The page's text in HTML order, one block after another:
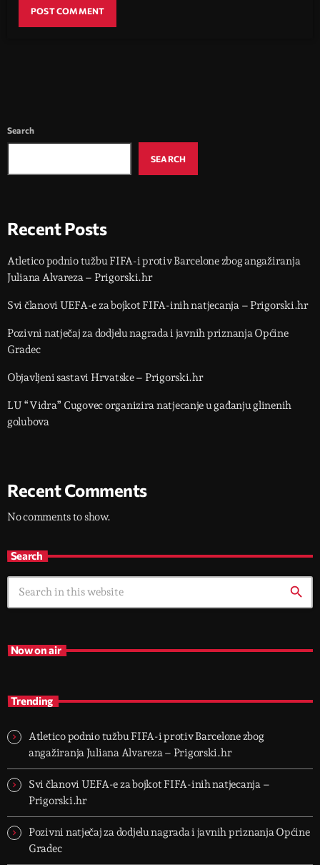
Search
SEARCH
Recent Posts
Atletico podnio tužbu FIFA-i protiv Barcelone zbog angažiranja
Juliana Alvareza – Prigorski.hr
Svi članovi UEFA-e za bojkot FIFA-inih natjecanja – Prigorski.hr
Pozivni natječaj za dodjelu nagrada i javnih priznanja Općine
Gradec
Objavljeni sastavi Hrvatske – Prigorski.hr
LU “Vidra” Cugovec organizira natjecanje u gađanju glinenih
golubova
Recent Comments
No comments to show.
Search
search
Now on air
Trending
Atletico podnio tužbu FIFA-i protiv Barcelone zbog
angažiranja Juliana Alvareza – Prigorski.hr
Svi članovi UEFA-e za bojkot FIFA-inih natjecanja –
Prigorski.hr
Pozivni natječaj za dodjelu nagrada i javnih priznanja Općine
Gradec